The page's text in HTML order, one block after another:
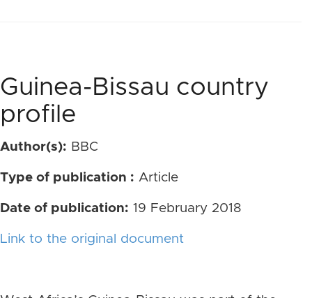
Guinea-Bissau country
profile
Author(s): BBC
Type of publication : Article
Date of publication: 19 February 2018
Link to the original document